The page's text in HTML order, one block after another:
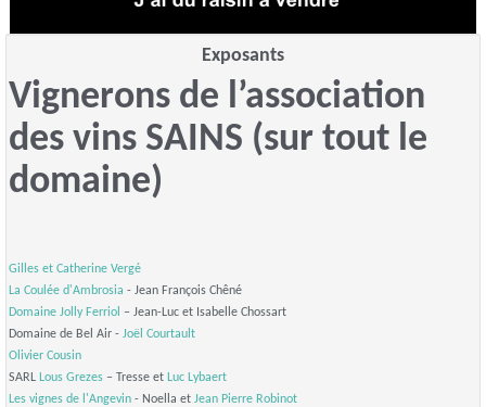
Exposants
Vignerons de l’association
des vins SAINS (sur tout le
domaine)
Gilles et Catherine Vergé
La Coulée d'Ambrosia - Jean François Chêné
Domaine Jolly Ferriol – Jean-Luc et Isabelle Chossart
Domaine de Bel Air - Joël Courtault
Olivier Cousin
SARL Lous Grezes – Tresse et Luc Lybaert
Les vignes de l'Angevin - Noella et Jean Pierre Robinot